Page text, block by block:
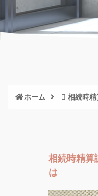
ホーム 相続時
相続時精算
は